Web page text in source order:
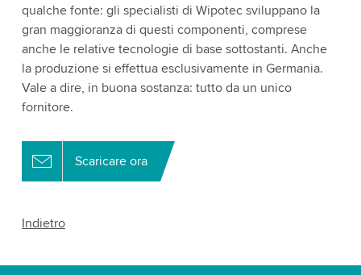
qualche fonte: gli specialisti di Wipotec sviluppano la
gran maggioranza di questi componenti, comprese
anche le relative tecnologie di base sottostanti. Anche
la produzione si effettua esclusivamente in Germania.
Vale a dire, in buona sostanza: tutto da un unico
fornitore.
Scaricare ora
Indietro